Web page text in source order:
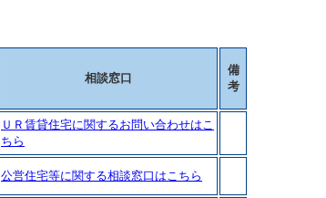
相談窓口
備
考
ＵＲ賃貸住宅に関するお問い合わせはこ
ちら
公営住宅等に関する相談窓口はこちら